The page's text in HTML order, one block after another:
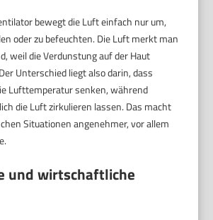
bewegt die Luft einfach nur um,
oder zu befeuchten. Die Luft merkt man
weil die Verdunstung auf der Haut
Unterschied liegt also darin, dass
Lufttemperatur senken, während
die Luft zirkulieren lassen. Das macht
Situationen angenehmer, vor allem
und wirtschaftliche